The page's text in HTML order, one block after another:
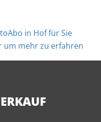
in Hof für Sie
um mehr zu erfahren